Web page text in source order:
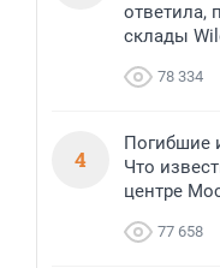
ответила,
склады
78 334
4
Погибшие
Что
центре
77 658